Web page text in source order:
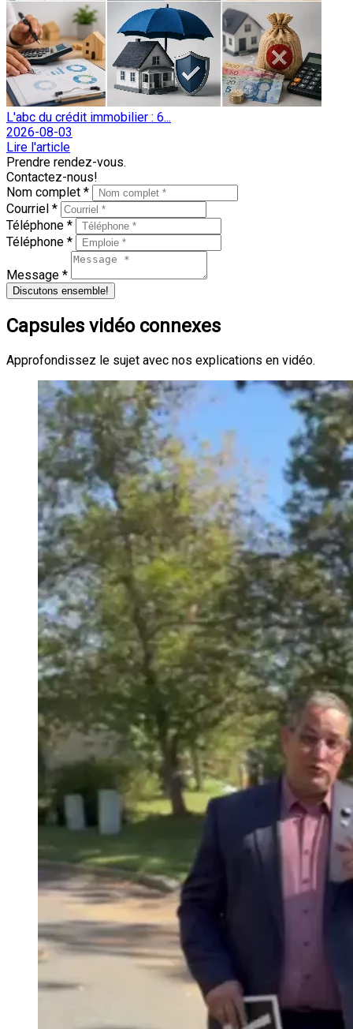
L'abc du crédit immobilier : 6...
2026-08-03
Lire l'article
Prendre rendez-vous.
Contactez-nous!
Nom complet *
Courriel *
Téléphone *
Téléphone *
Message *
Discutons ensemble!
Capsules vidéo connexes
Approfondissez le sujet avec nos explications en vidéo.